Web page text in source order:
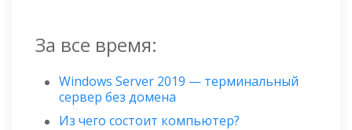
За все время:
Windows Server 2019 — терминальный
сервер без домена
Из чего состоит компьютер?